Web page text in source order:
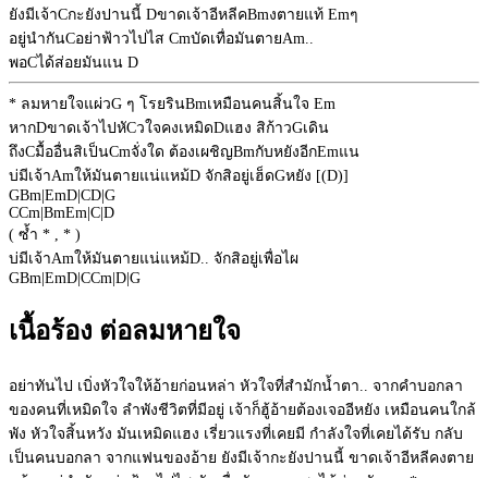
ยังมีเจ้าCกะยังปานนี้ Dขาดเจ้าอีหลีคBmงตายแท้ Emๆ
อยู่นำกันCอย่าฟ้าวไปไส Cmบัดเทื่อมันตายAm..
พอCได้ส่อยมันแน D
* ลมหายใจแผ่วG ๆ โรยรินBmเหมือนคนสิ้นใจ Em
หากDขาดเจ้าไปหัCวใจคงเหมิดDแฮง สิก้าวGเดิน
ถึงCมื้ออื่นสิเป็นCmจั่งใด ต้องเผชิญBmกับหยังอีกEmแน
บ่มีเจ้าAmให้มันตายแน่แหม้D จักสิอยู่เฮ็ดGหยัง [(D)]
GBm EmD CD G
CCm BmEm C D
( ซ้ำ * , * )
บ่มีเจ้าAmให้มันตายแน่แหม้D.. จักสิอยู่เพื่อไผ
GBm EmD CCm D G
เนื้อร้อง ต่อลมหายใจ
อย่าทันไป เบิ่งหัวใจให้อ้ายก่อนหล่า หัวใจที่สำมักน้ำตา.. จากคำบอกลา
ของคนที่เหมิดใจ ลำพังชีวิตที่มีอยู่ เจ้าก็ฮู้อ้ายต้องเจออีหยัง เหมือนคนใกล้
พัง หัวใจสิ้นหวัง มันเหมิดแฮง เรี่ยวแรงที่เคยมี กำลังใจที่เคยได้รับ กลับ
เป็นคนบอกลา จากแฟนของอ้าย ยังมีเจ้ากะยังปานนี้ ขาดเจ้าอีหลีคงตาย